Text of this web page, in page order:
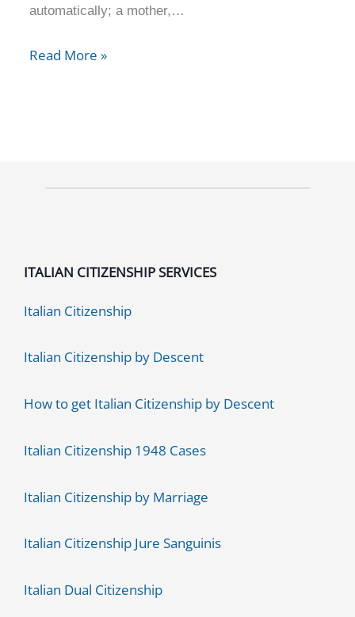
automatically; a mother,…
Read More »
ITALIAN CITIZENSHIP SERVICES
Italian Citizenship
Italian Citizenship by Descent
How to get Italian Citizenship by Descent
Italian Citizenship 1948 Cases
Italian Citizenship by Marriage
Italian Citizenship Jure Sanguinis
Italian Dual Citizenship